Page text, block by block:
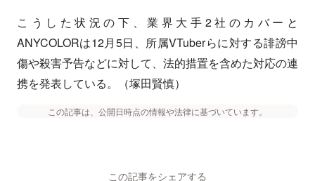
こうした状況の下、業界大手2社のカバーと
ANYCOLORは12月5日、所属VTuberらに対する誹謗中
傷や殺害予告などに対して、法的措置を含めた対応の連
携を発表している。（塚田賢慎）
この記事は、公開日時点の情報や法律に基づいています。
この記事をシェアする